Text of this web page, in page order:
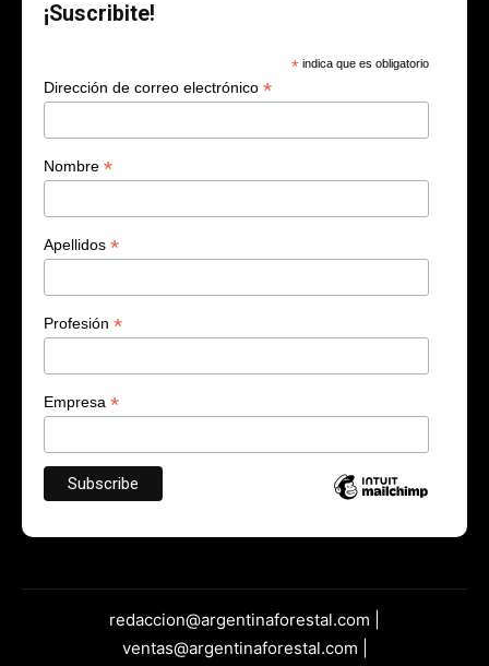
¡Suscribite!
* indica que es obligatorio
Dirección de correo electrónico *
Nombre *
Apellidos *
Profesión *
Empresa *
redaccion@argentinaforestal.com |
ventas@argentinaforestal.com |